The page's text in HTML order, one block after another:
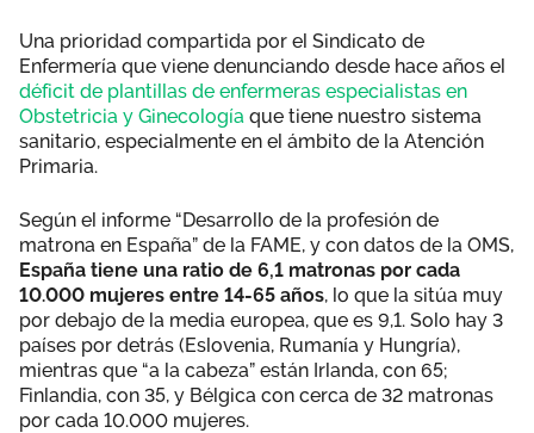
Una prioridad compartida por el Sindicato de
Enfermería que viene denunciando desde hace años el
déficit de plantillas de enfermeras especialistas en
Obstetricia y Ginecología que tiene nuestro sistema
sanitario, especialmente en el ámbito de la Atención
Primaria.
Según el informe “Desarrollo de la profesión de
matrona en España” de la FAME, y con datos de la OMS,
España tiene una ratio de 6,1 matronas por cada
10.000 mujeres entre 14-65 años, lo que la sitúa muy
por debajo de la media europea, que es 9,1. Solo hay 3
países por detrás (Eslovenia, Rumanía y Hungría),
mientras que “a la cabeza” están Irlanda, con 65;
Finlandia, con 35, y Bélgica con cerca de 32 matronas
por cada 10.000 mujeres.